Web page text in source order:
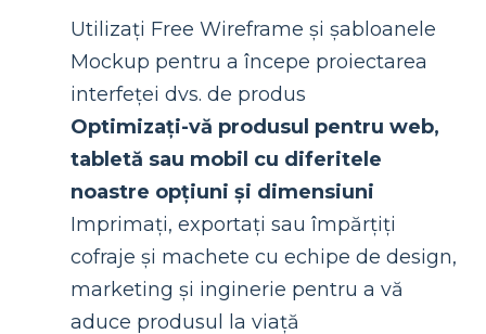
Utilizați Free Wireframe și șabloanele
Mockup pentru a începe proiectarea
interfeței dvs. de produs
Optimizați-vă produsul pentru web,
tabletă sau mobil cu diferitele
noastre opțiuni și dimensiuni
Imprimați, exportați sau împărțiți
cofraje și machete cu echipe de design,
marketing și inginerie pentru a vă
aduce produsul la viață